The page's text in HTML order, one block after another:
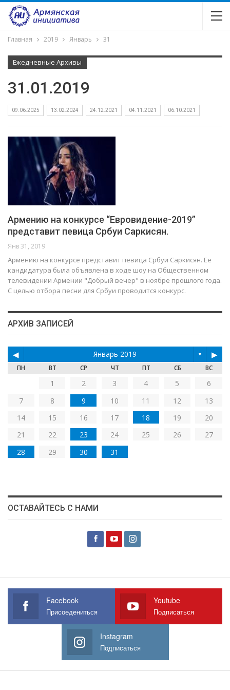
Главная 2019 Январь 31
Ежедневные Архивы
31.01.2019
09.06.2025 13.02.2024 24.12.2021 04.11.2021 06.10.2021
Армению на конкурсе “Евровидение-2019”
представит певица Србуи Саркисян.
Янв 31, 2019
Армению на конкурсе представит певица Србуи Саркисян. Ее
кандидатура была объявлена в ходе шоу на Общественном
телевидении Армении "Добрый вечер" в ноябре прошлого года.
С целью отбора песни для Србуи проводится конкурс.
АРХИВ ЗАПИСЕЙ
◀ Январь 2019 ▼ ▶
ПН ВТ СР ЧТ ПТ СБ ВС
1 2 3 4 5
6
7
8 9 10 11 12
13
14
15 16 17 18 19
20
21
22 23 24 25 26
27
28
29 30 31
ОСТАВАЙТЕСЬ С НАМИ
Facebook
Присоедениться
Youtube
Подписаться
Instagram
Подписаться